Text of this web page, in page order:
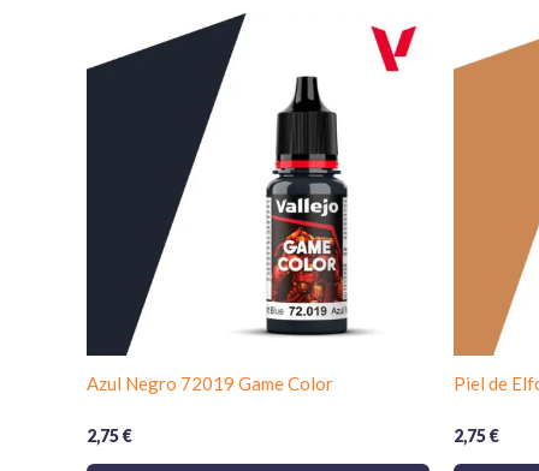
Azul Negro 72019 Game Color
2,75€
Piel de
2,75€